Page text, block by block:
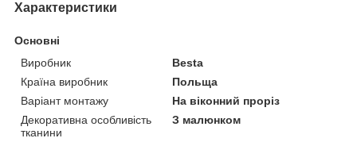
Характеристики
Основні
Виробник
Besta
Країна виробник
Польща
Варіант монтажу
На віконний проріз
Декоративна особливість
тканини
З малюнком